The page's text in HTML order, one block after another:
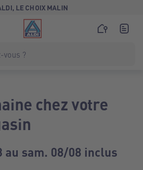
LE CHOIX MALIN
chez votre
au sam. 08/08 inclus